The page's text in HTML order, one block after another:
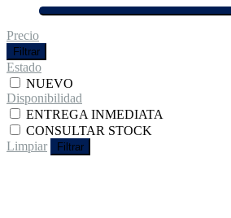
Precio
Filtrar
Estado
NUEVO
Disponibilidad
ENTREGA INMEDIATA
CONSULTAR STOCK
Limpiar
Filtrar